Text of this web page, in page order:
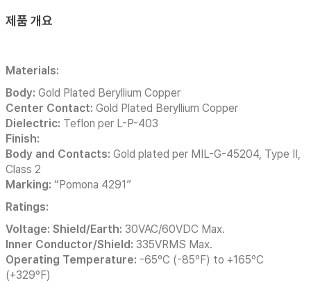
제품 개요
Materials:
Body: Gold Plated Beryllium Copper
Center Contact: Gold Plated Beryllium Copper
Dielectric: Teflon per L-P-403
Finish:
Body and Contacts: Gold plated per MIL-G-45204, Type II,
Class 2
Marking: “Pomona 4291”
Ratings:
Voltage: Shield/Earth: 30VAC/60VDC Max.
Inner Conductor/Shield: 335VRMS Max.
Operating Temperature: -65ºC (-85ºF) to +165ºC
(+329ºF)